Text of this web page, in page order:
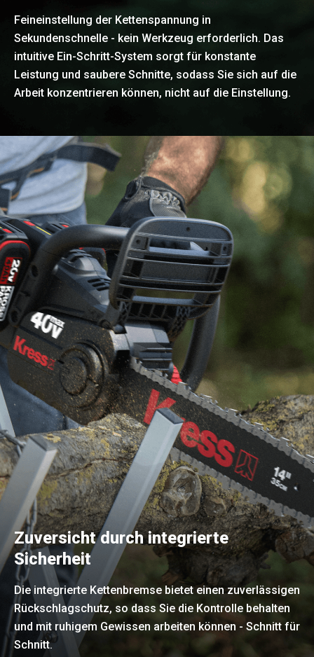
Feineinstellung der Kettenspannung in
Sekundenschnelle - kein Werkzeug erforderlich. Das
intuitive Ein-Schritt-System sorgt für konstante
Leistung und saubere Schnitte, sodass Sie sich auf die
Arbeit konzentrieren können, nicht auf die Einstellung.
Zuversicht durch integrierte
Sicherheit
Die integrierte Kettenbremse bietet einen zuverlässigen
Rückschlagschutz, so dass Sie die Kontrolle behalten
und mit ruhigem Gewissen arbeiten können - Schnitt für
Schnitt.